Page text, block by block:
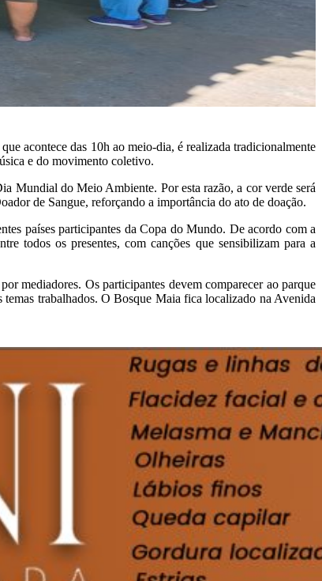
acontece das 10h ao meio-dia, é realizada tradicionalmente
e do movimento coletivo.
Mundial do Meio Ambiente. Por esta razão, a cor verde será
de Sangue, reforçando a importância do ato de doação.
países participantes da Copa do Mundo. De acordo com a
todos os presentes, com canções que sensibilizam para a
mediadores. Os participantes devem comparecer ao parque
trabalhados. O Bosque Maia fica localizado na Avenida